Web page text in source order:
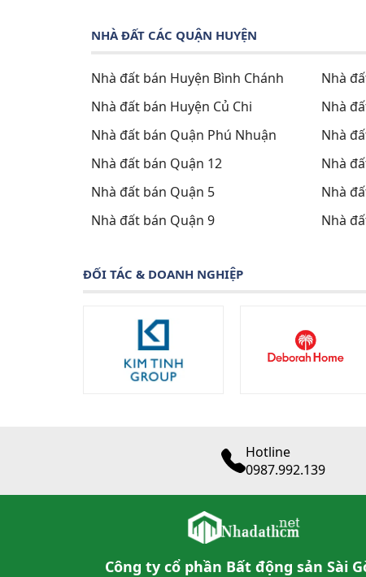
NHÀ ĐẤT CÁC QUẬN HUYỆN
Nhà đất bán Huyện Bình Chánh Nhà
Nhà đất bán Huyện Củ Chi
Nhà
Nhà đất bán Quận Phú Nhuận
Nhà
Nhà đất bán Quận 12
Nhà
Nhà đất bán Quận 5
Nhà
Nhà đất bán Quận 9
Nhà
ĐỐI TÁC & DOANH NGHIỆP
Hotline
0987.992.139
Công ty cổ phần Bất động sản Sài